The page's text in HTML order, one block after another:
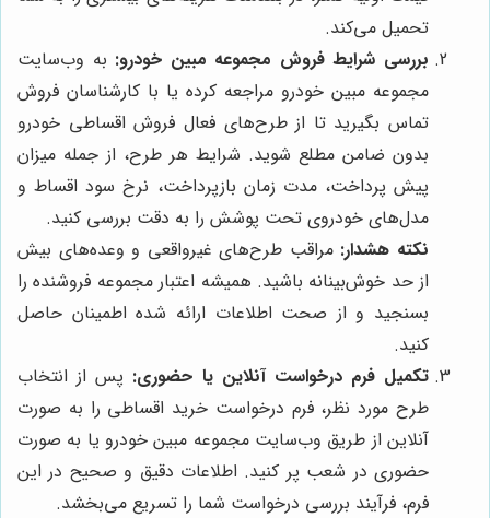
تحمیل می‌کند.
بررسی شرایط فروش مجموعه مبین خودرو: به وب‌سایت
مجموعه مبین خودرو مراجعه کرده یا با کارشناسان فروش
تماس بگیرید تا از طرح‌های فعال فروش اقساطی خودرو
بدون ضامن مطلع شوید. شرایط هر طرح، از جمله میزان
پیش پرداخت، مدت زمان بازپرداخت، نرخ سود اقساط و
مدل‌های خودروی تحت پوشش را به دقت بررسی کنید.
نکته هشدار: مراقب طرح‌های غیرواقعی و وعده‌های بیش
از حد خوش‌بینانه باشید. همیشه اعتبار مجموعه فروشنده را
بسنجید و از صحت اطلاعات ارائه شده اطمینان حاصل
کنید.
تکمیل فرم درخواست آنلاین یا حضوری: پس از انتخاب
طرح مورد نظر، فرم درخواست خرید اقساطی را به صورت
آنلاین از طریق وب‌سایت مجموعه مبین خودرو یا به صورت
حضوری در شعب پر کنید. اطلاعات دقیق و صحیح در این
فرم، فرآیند بررسی درخواست شما را تسریع می‌بخشد.